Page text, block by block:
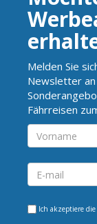
Melden Sie
Newsletter an
Fährreisen
Ich akzeptiere die